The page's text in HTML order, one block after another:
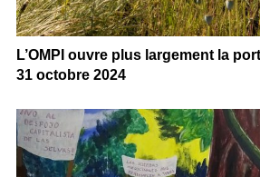
L’OMPI ouvre plus largement la
31 octobre 2024